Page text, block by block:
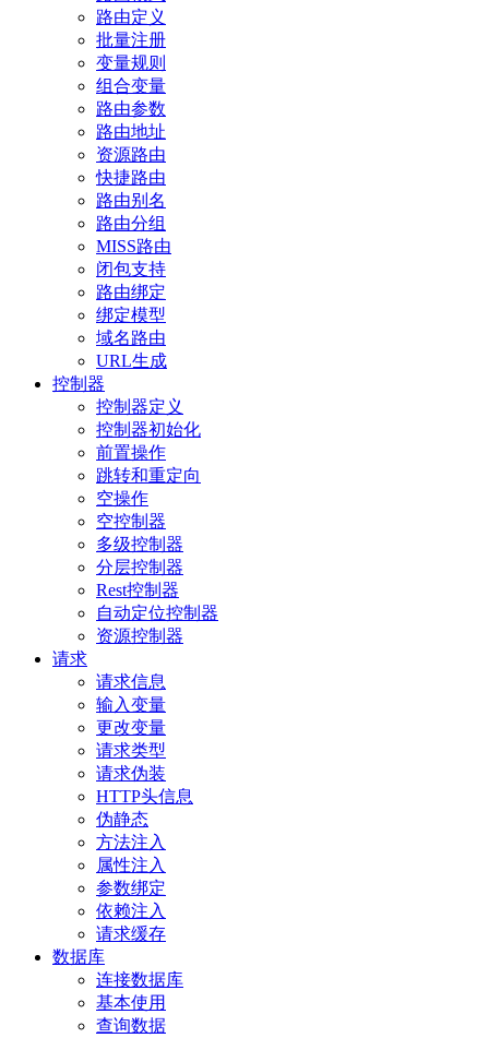
路由定义
批量注册
变量规则
组合变量
路由参数
路由地址
资源路由
快捷路由
路由别名
路由分组
MISS路由
闭包支持
路由绑定
绑定模型
域名路由
URL生成
控制器
控制器定义
控制器初始化
前置操作
跳转和重定向
空操作
空控制器
多级控制器
分层控制器
Rest控制器
自动定位控制器
资源控制器
请求
请求信息
输入变量
更改变量
请求类型
请求伪装
HTTP头信息
伪静态
方法注入
属性注入
参数绑定
依赖注入
请求缓存
数据库
连接数据库
基本使用
查询数据